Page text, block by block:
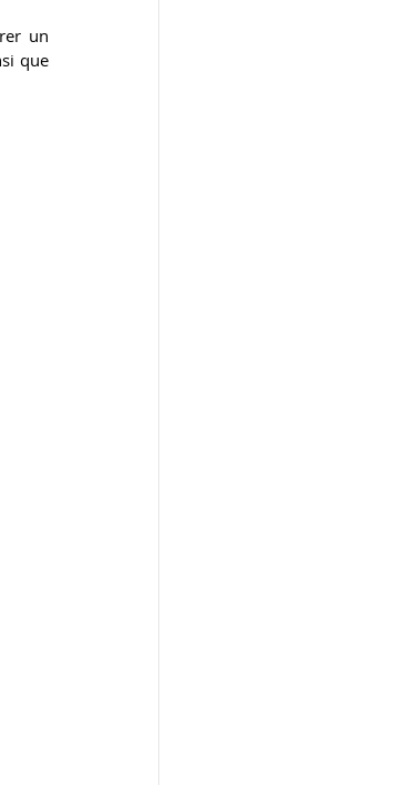
un
que